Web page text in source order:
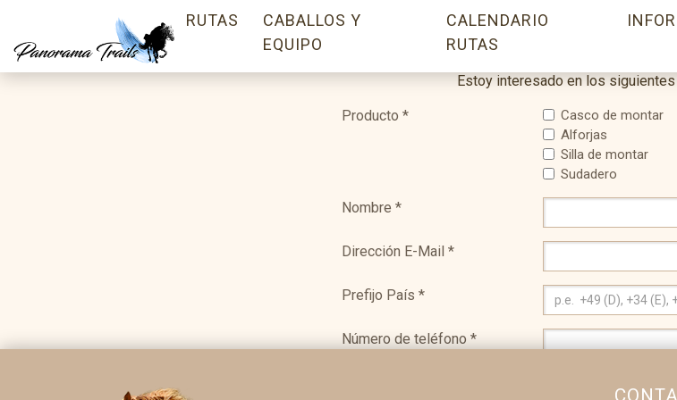
RUTAS
CABALLOS Y
EQUIPO
CALENDARIO
RUTAS
CONSULTA SOBRE
Estoy interesado en los
Producto *
Casco de montar
Alforjas
Silla de montar
Sudadero
Nombre *
Dirección E-Mail *
Prefijo País *
Número de teléfono *